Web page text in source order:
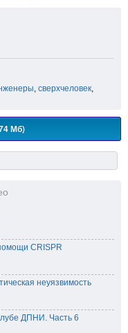
, сверхчеловек,
Мб)
CRISPR
неуязвимость
ДПНИ. Часть 6